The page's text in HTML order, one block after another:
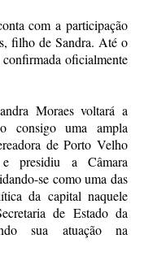
com a participação
filho de Sandra. Até o
oficialmente
Moraes voltará a
consigo uma ampla
de Porto Velho
presidiu a Câmara
se como uma das
da capital naquele
de Estado da
sua atuação na